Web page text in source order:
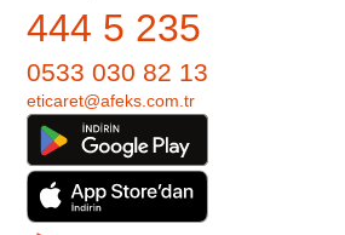
444 5 235
0533 030 82 13
eticaret@afeks.com.tr